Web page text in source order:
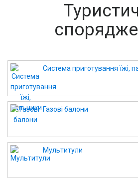
Система приготування їжі,
Газові балони
Мультитули